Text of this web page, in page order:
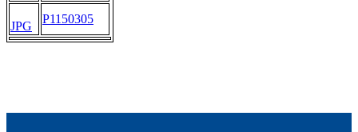
JPG
P1150305